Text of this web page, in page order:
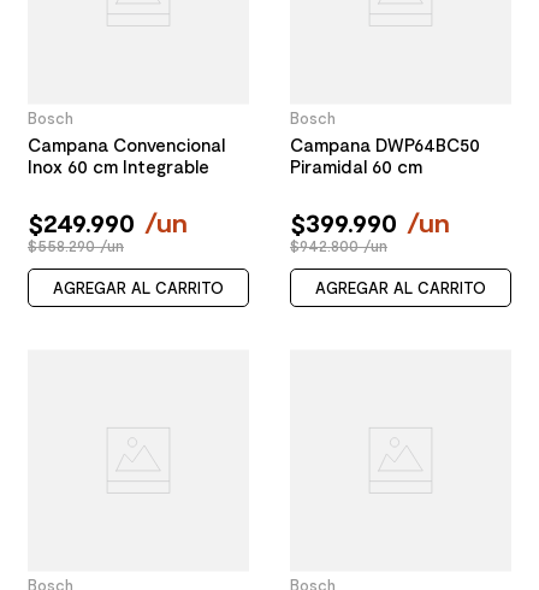
Bosch
Campana Convencional
Inox 60 cm Integrable
$249.990 /un
$558.290 /un
AGREGAR AL CARRITO
Bosch
Campana DWP64BC50
Piramidal 60 cm
$399.990 /un
$942.800 /un
AGREGAR AL CARRITO
Bosch Bosch